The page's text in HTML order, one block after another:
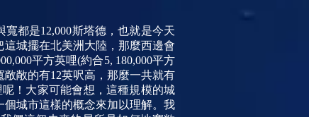
都是12,000斯塔德，也就是今天
城擺在北美洲大陸，那麼西邊會
,000平方英哩(約合5, 180,000平方
敞的有12英呎高，那麼一共就有
！大家可能會想，這種規模的城
城市這樣的概念來加以理解。我